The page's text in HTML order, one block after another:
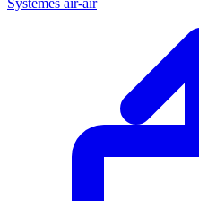
Systèmes air-air